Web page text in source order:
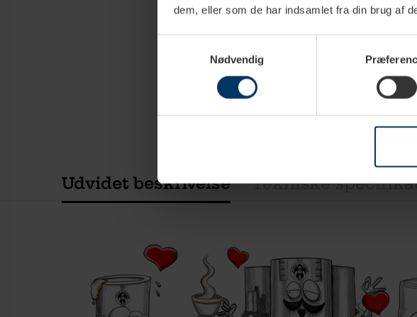
dem, eller som de har indsamlet fra din brug af
Nødvendig
Udvidet beskrivelse Tekniske